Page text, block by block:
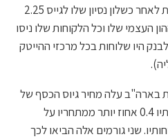
קרס בסוף השבוע בתוך 48 שעות לאחר כשלון נסיון שלו לגייס 2.25
העצמי שלו וכל הלקוחות שלו ניסו
היו שלוחות בכל מרכזי ההייטק
בארה"ב עלה מחיר גיוס הכסף של
הבנק, ובנוסף הוא סיפק ללקוחותיו 0.4 אחוז יותר ממתחריו על
שני גורמים אלה הביאו לכך